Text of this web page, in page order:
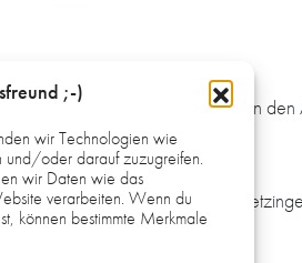
;-)
wir Technologien wie
und/oder darauf zuzugreifen.
wir Daten wie das
verarbeiten. Wenn du
können bestimmte Merkmale
einen angenehmen Einstieg in
Buchhandlung Kieser in